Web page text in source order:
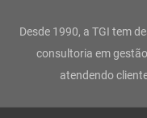
g
r
a
o
o
k
Desde 1990, a TGI tem
consultoria em
atendendo